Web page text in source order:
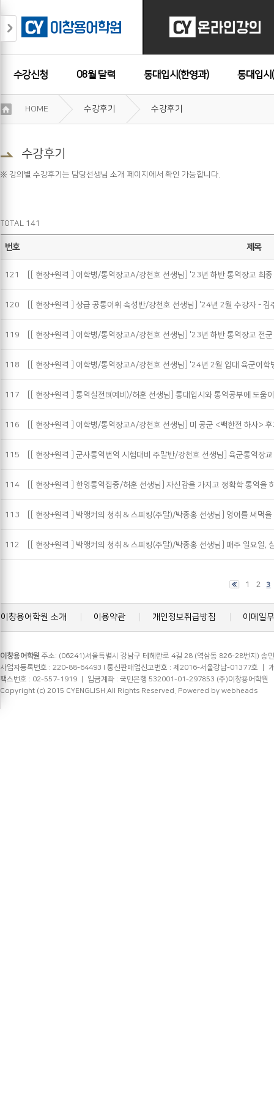
수강신청 08월 달력 통대입시(한영과) 통대입시
수강후기
용
약
개
보
기
HOME 수강후기 수강후기
수강후기
※ 강의별 수강후기는 담당선생님 소개 페이지에서 확인 가능합니다.
TOTAL 141
번호 제목
121 [[ 현장+원격 ] 어학병/통역장교A/강천호 선생님] '23년 하반 통역장교 최
120 [[ 현장+원격 ] 상급 공통어휘 속성반/강천호 선생님] '24년 2월 수강자 - 김
119 [[ 현장+원격 ] 어학병/통역장교A/강천호 선생님] '23년 하반 통역장교 전
118 [[ 현장+원격 ] 어학병/통역장교A/강천호 선생님] '24년 2월 입대 육군어
117 [[ 현장+원격 ] 통역실전B(예비)/허훈 선생님] 통대입시와 통역공부에 도움
116 [[ 현장+원격 ] 어학병/통역장교A/강천호 선생님] 미 공군 <백한전 하사>
115 [[ 현장+원격 ] 군사통역번역 시험대비 주말반/강천호 선생님] 육군통역장
114 [[ 현장+원격 ] 한영통역집중/허훈 선생님] 자신감을 가지고 정확학 통역을
113 [[ 현장+원격 ] 박앵커의 청취 & 스피킹(주말)/박종홍 선생님] 영어를 써먹
112 [[ 현장+원격 ] 박앵커의 청취 & 스피킹(주말)/박종홍 선생님] 매주 일요일,
1 2 3
이창용어학원 소개 이용약관 개인정보취급방침 이메일
이창용어학원 주소: (06241)서울특별시 강남구 테헤란로 4길 28 (역삼동 826-28번지) 송
사업자등록번호 : 220-88-64493 l 통신판매업신고번호 : 제2016-서울강남-01377호
팩스번호 : 02-557-1919 ㅣ 입금계좌 : 국민은행 532001-01-297853 (주)이창용어학원
Copyright (c) 2015 CYENGLISH.All Rights Reserved. Powered by webheads